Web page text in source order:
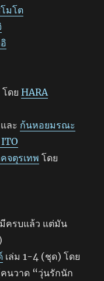
มโต
โดยHARA
ละ ก้นหอยมรณะ
จตุรเทพ โดย
ครบแล้ว แต่มัน
เล่ม 1-4 (ชุด) โดย
นวาด “วุ่นรักนัก